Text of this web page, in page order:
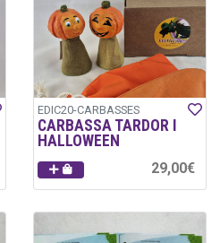
EDIC20-CARBASSES
CARBASSA TARDOR I
HALLOWEEN
29,00€